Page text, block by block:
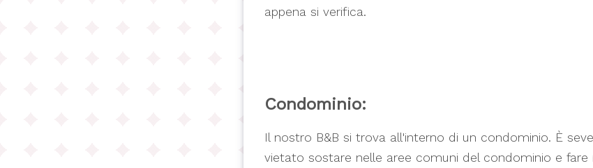
appena si verifica.
Condominio:
Il nostro B&B si trova all'interno di un condominio. È
vietato sostare nelle aree comuni del condominio e fare